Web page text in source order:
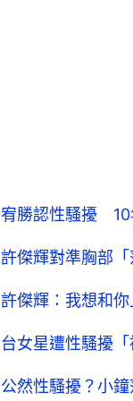
宥勝認性騷擾 10
許傑輝對準胸部
許傑輝：我想和
台女星遭性騷擾
公然性騷擾？小